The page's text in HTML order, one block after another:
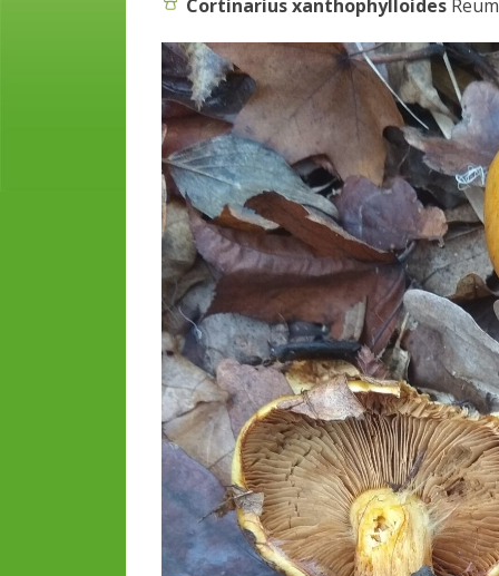
Cortinarius xanthophylloides